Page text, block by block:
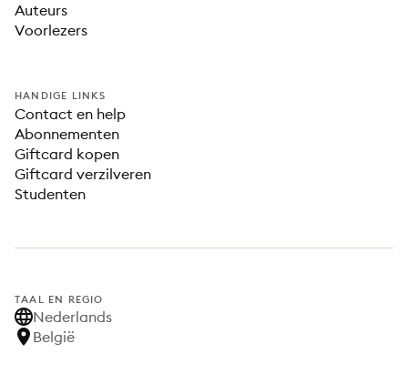
Auteurs
Voorlezers
HANDIGE LINKS
Contact en help
Abonnementen
Giftcard kopen
Giftcard verzilveren
Studenten
TAAL EN REGIO
Nederlands
België